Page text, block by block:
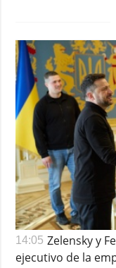
14:05 Zelensky y
ejecutivo de la